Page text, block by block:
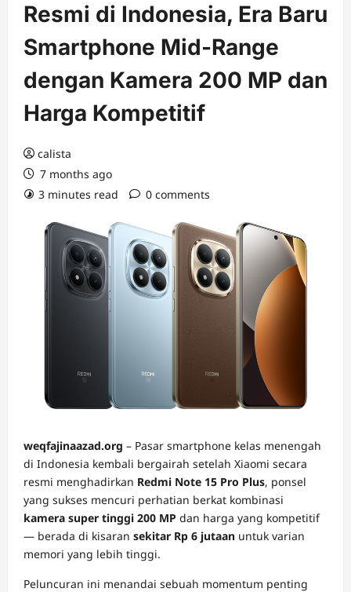
Resmi di Indonesia, Era Baru
Smartphone Mid-Range
dengan Kamera 200 MP dan
Harga Kompetitif
calista
7 months ago
3 minutes read
0 comments
weqfajinaazad.org – Pasar smartphone kelas menengah
di Indonesia kembali bergairah setelah Xiaomi secara
resmi menghadirkan Redmi Note 15 Pro Plus, ponsel
yang sukses mencuri perhatian berkat kombinasi
kamera super tinggi 200 MP dan harga yang kompetitif
— berada di kisaran sekitar Rp 6 jutaan untuk varian
memori yang lebih tinggi.
Peluncuran ini menandai sebuah momentum penting